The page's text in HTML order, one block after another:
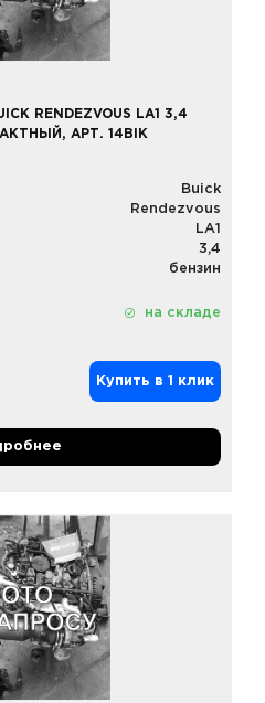
RENDEZVOUS LA1 3,4
АРТ. 14BIK
Buick
Rendezvous
LA1
3,4
бензин
на складе
Купить в 1 клик